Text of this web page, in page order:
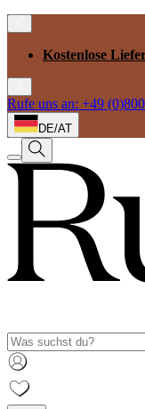
Kostenlose
Rufe uns an: +49
DE/AT